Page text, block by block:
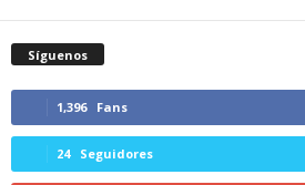
Síguenos
1,396 Fans
24 Seguidores